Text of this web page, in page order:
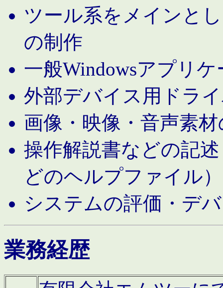
ツール系をメインと
の制作
一般Windowsアプリ
外部デバイス用ドラ
画像・映像・音声素
操作解説書などの記
どのヘルプファイル）
システムの評価・デ
業務経歴